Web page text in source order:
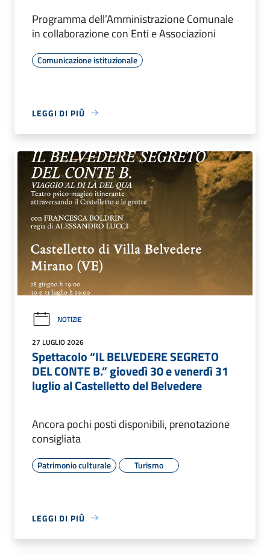
Programma dell’Amministrazione Comunale
in collaborazione con Enti e Associazioni
Comunicazione istituzionale
LEGGI DI PIÙ
NOTIZIE
27 LUGLIO 2026
Spettacolo “IL BELVEDERE SEGRETO
DEL CONTE B.” giovedì 30 e venerdì 31
luglio al Castelletto del Belvedere
Ancora pochi posti disponibili, prenotazione
consigliata
Patrimonio culturale Turismo
LEGGI DI PIÙ